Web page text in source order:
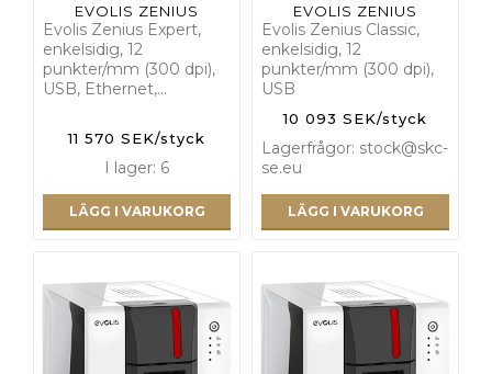
EVOLIS ZENIUS
Evolis Zenius Expert,
enkelsidig, 12
punkter/mm (300 dpi),
USB, Ethernet,…
11 570 SEK/styck
I lager: 6
LÄGG I VARUKORG
EVOLIS ZENIUS
Evolis Zenius Classic,
enkelsidig, 12
punkter/mm (300 dpi),
USB
10 093 SEK/styck
Lagerfrågor: stock@skc-
se.eu
LÄGG I VARUKORG